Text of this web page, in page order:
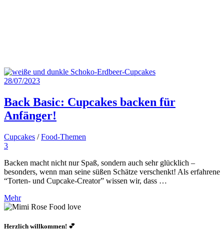
28/07/2023
Back Basic: Cupcakes backen für
Anfänger!
Cupcakes /Food-Themen
3
Backen macht nicht nur Spaß, sondern auch sehr glücklich –
besonders, wenn man seine süßen Schätze verschenkt! Als erfahrene
“Torten- und Cupcake-Creator” wissen wir, dass …
Mehr
Herzlich willkommen! 💕